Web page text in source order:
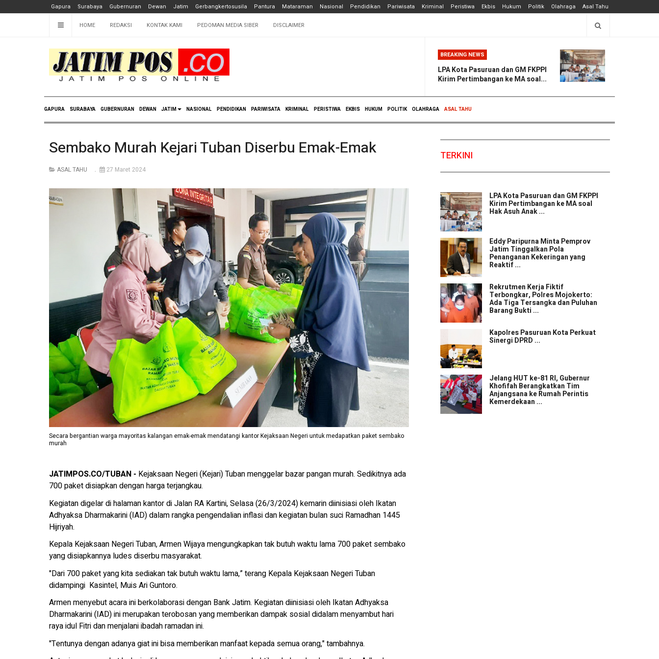
Gapura Surabaya Gubernuran Dewan Jatim Gerbangkertosusila Pantura Mataraman Nasional Pendidikan Pariwisata Kriminal Peristiwa Ekbis Hukum Politik Olahraga Asal Tahu
HOME REDAKSI KONTAK KAMI PEDOMAN MEDIA SIBER DISCLAIMER
BREAKING NEWS
LPA Kota Pasuruan dan GM FKPPI
Kirim Pertimbangan ke MA soal...
GAPURA SURABAYA GUBERNURAN DEWAN JATIM NASIONAL PENDIDIKAN PARIWISATA KRIMINAL PERISTIWA EKBIS HUKUM POLITIK OLAHRAGA ASAL TAHU
Sembako Murah Kejari Tuban Diserbu Emak-Emak
ASAL TAHU 27 Maret 2024
Secara bergantian warga mayoritas kalangan emak-emak mendatangi kantor Kejaksaan Negeri untuk medapatkan paket sembako
murah
JATIMPOS.CO/TUBAN - Kejaksaan Negeri (Kejari) Tuban menggelar bazar pangan murah. Sedikitnya ada
700 paket disiapkan dengan harga terjangkau.
Kegiatan digelar di halaman kantor di Jalan RA Kartini, Selasa (26/3/2024) kemarin diinisiasi oleh Ikatan
Adhyaksa Dharmakarini (IAD) dalam rangka pengendalian inflasi dan kegiatan bulan suci Ramadhan 1445
Hijriyah.
Kepala Kejaksaan Negeri Tuban, Armen Wijaya mengungkapkan tak butuh waktu lama 700 paket sembako
yang disiapkannya ludes diserbu masyarakat.
"Dari 700 paket yang kita sediakan tak butuh waktu lama,” terang Kepala Kejaksaan Negeri Tuban
didampingi Kasintel, Muis Ari Guntoro.
Armen menyebut acara ini berkolaborasi dengan Bank Jatim. Kegiatan diinisiasi oleh Ikatan Adhyaksa
Dharmakarini (IAD) ini merupakan terobosan yang memberikan dampak sosial didalam menyambut hari
raya idul Fitri dan menjalani ibadah ramadan ini.
"Tentunya dengan adanya giat ini bisa memberikan manfaat kepada semua orang," tambahnya.
TERKINI
LPA Kota Pasuruan dan GM FKPPI
Kirim Pertimbangan ke MA soal
Hak Asuh Anak ...
Eddy Paripurna Minta Pemprov
Jatim Tinggalkan Pola
Penanganan Kekeringan yang
Reaktif ...
Rekrutmen Kerja Fiktif
Terbongkar, Polres Mojokerto:
Ada Tiga Tersangka dan Puluhan
Barang Bukti ...
Kapolres Pasuruan Kota Perkuat
Sinergi DPRD ...
Jelang HUT ke-81 RI, Gubernur
Khofifah Berangkatkan Tim
Anjangsana ke Rumah Perintis
Kemerdekaan ...